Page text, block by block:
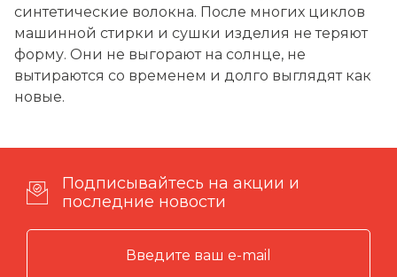
синтетические волокна. После многих циклов
машинной стирки и сушки изделия не теряют
форму. Они не выгорают на солнце, не
вытираются со временем и долго выглядят как
новые.
Подписывайтесь на акции и
последние новости